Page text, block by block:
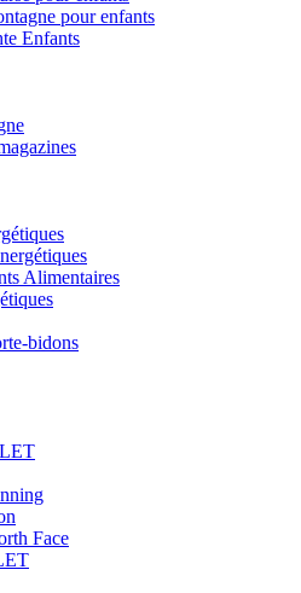
pour enfants
Enfants
Alimentaires
bidons
Face